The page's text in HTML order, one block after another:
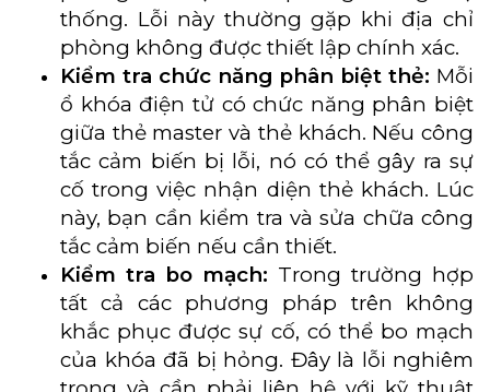
thống. Lỗi này thường gặp khi địa chỉ
phòng không được thiết lập chính xác.
Kiểm tra chức năng phân biệt thẻ: Mỗi
ổ khóa điện tử có chức năng phân biệt
giữa thẻ master và thẻ khách. Nếu công
tắc cảm biến bị lỗi, nó có thể gây ra sự
cố trong việc nhận diện thẻ khách. Lúc
này, bạn cần kiểm tra và sửa chữa công
tắc cảm biến nếu cần thiết.
Kiểm tra bo mạch: Trong trường hợp
tất cả các phương pháp trên không
khắc phục được sự cố, có thể bo mạch
của khóa đã bị hỏng. Đây là lỗi nghiêm